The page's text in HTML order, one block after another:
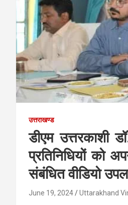
उत्तराखण्ड
डीएम उत्तरकाशी
प्रतिनिधियों को
संबंधित वीडियो
June 19, 2024 Uttarakhand